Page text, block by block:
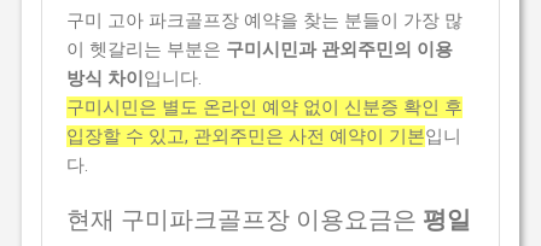
구미 고아 파크골프장 예약을 찾는 분들이 가장 많
이 헷갈리는 부분은 구미시민과 관외주민의 이용
방식 차이 입니다.
구미시민은 별도 온라인 예약 없이 신분증 확인 후
입장할 수 있고, 관외주민은 사전 예약이 기본입니
다.
현재 구미파크골프장 이용요금은 평일